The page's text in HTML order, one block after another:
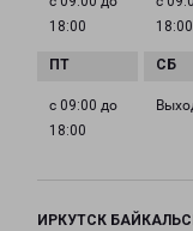
18:00
18:00
с 09:00 до
18:00
ИРКУТСК